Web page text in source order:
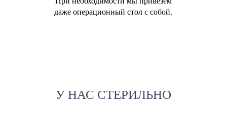
даже операционный стол с собой.
У НАС СТЕРИЛЬНО